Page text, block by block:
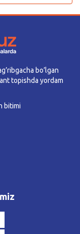
bo’lgan
topishda yordam
bitimi